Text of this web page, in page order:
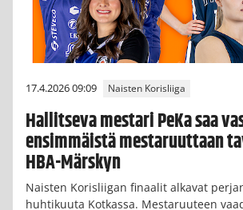
17.4.2026 09:09 Naisten Korisliiga
Hallitseva mestari PeKa saa
ensimmäistä mestaruuttaan
HBA-Märskyn
Naisten Korisliigan finaalit alkavat
huhtikuuta Kotkassa. Mestaruuteen